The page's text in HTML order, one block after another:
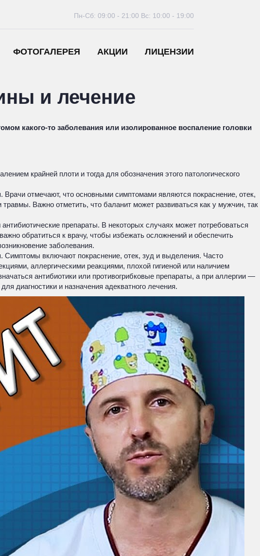
ФОТОГАЛЕРЕЯ АКЦИИ ЛИЦЕНЗИИ
Пн-Сб: 09:00 - 21:00 Вс: 10:00 - 19:00
и лечение
какого-то заболевания или изолированное воспаление головки
крайней плоти и тогда для обозначения этого патологического
отмечают, что основными симптомами являются покраснение, отек,
Важно отметить, что баланит может развиваться как у мужчин, так
препараты. В некоторых случаях может потребоваться
обратиться к врачу, чтобы избежать осложнений и обеспечить
заболевания.
включают покраснение, отек, зуд и выделения. Часто
аллергическими реакциями, плохой гигиеной или наличием
антибиотики или противогрибковые препараты, а при аллергии —
диагностики и назначения адекватного лечения.